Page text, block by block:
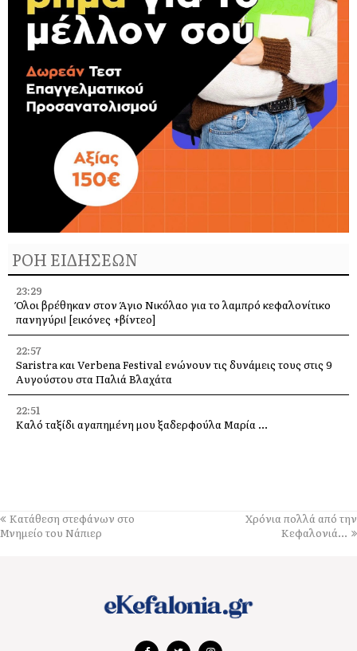
ΡΟΗ ΕΙΔΗΣΕΩΝ
23:29
Όλοι βρέθηκαν στον Άγιο Νικόλαο για το λαμπρό κεφαλονίτικο
πανηγύρι! [εικόνες +βίντεο]
22:57
Saristra και Verbena Festival ενώνουν τις δυνάμεις τους στις 9
Αυγούστου στα Παλιά Βλαχάτα
22:51
Καλό ταξίδι αγαπημένη μου ξαδερφούλα Μαρία …
22:40
Πέθανε ο ηθοποιός Νίκος Καλογερόπουλος
Κατάθεση στεφάνων στο
Μνημείο του Νάπιερ
Χρόνια πολλά από την
Κεφαλονιά…